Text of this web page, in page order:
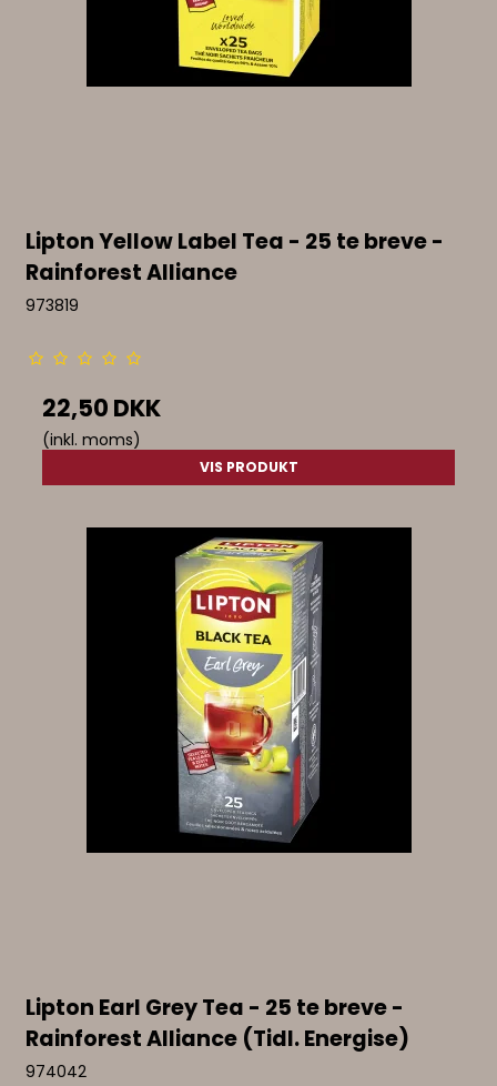
Lipton Yellow Label Tea - 25 te breve -
Rainforest Alliance
973819
22,50 DKK
(inkl. moms)
VIS PRODUKT
Lipton Earl Grey Tea - 25 te breve -
Rainforest Alliance (Tidl. Energise)
974042